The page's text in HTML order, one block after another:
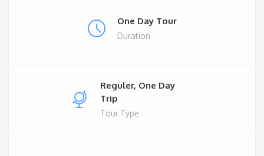
One Day Tour
Duration
Reguler, One Day
Trip
Tour Type